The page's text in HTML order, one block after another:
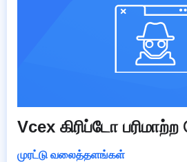
Vcex கிரிப்டோ பரிமாற்ற
முரட்டு வலைத்தளங்கள்